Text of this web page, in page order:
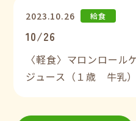
2023.10.26 給食
10/26
〈軽食〉マロンロール
ジュース（１歳 牛乳）